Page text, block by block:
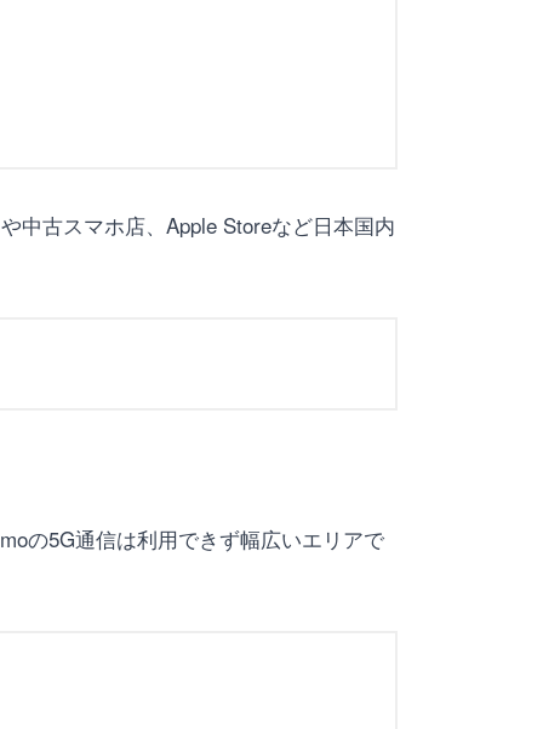
中古スマホ店、Apple Storeなど日本国内
の5G通信は利用できず幅広いエリアで